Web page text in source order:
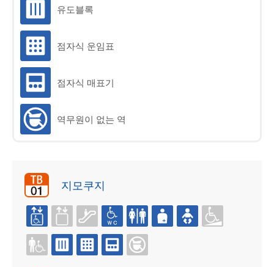
시설 기능 - Wi-Fi 등
Company Profil
e・IR(영어만)
유도블록
점자식 운임표
점자식 매표기
역무원이 없는 역
지모쿠지